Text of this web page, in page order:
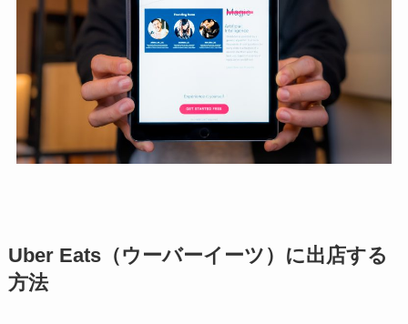
Uber Eats（ウーバーイーツ）に出店する
方法